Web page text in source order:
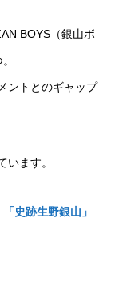
BOYS（銀山ボ
ントとのギャップ
ます。
史跡生野銀山」